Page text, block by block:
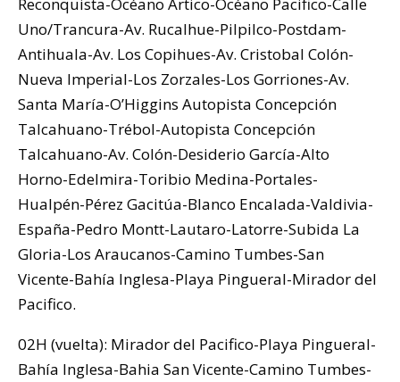
Uno/Trancura-Av. Rucalhue-Pilpilco-Postdam-
Antihuala-Av. Los Copihues-Av. Cristobal Colón-
Nueva Imperial-Los Zorzales-Los Gorriones-Av.
Santa María-O’Higgins Autopista Concepción
Talcahuano-Trébol-Autopista Concepción
Talcahuano-Av. Colón-Desiderio García-Alto
Horno-Edelmira-Toribio Medina-Portales-
Hualpén-Pérez Gacitúa-Blanco Encalada-Valdivia-
España-Pedro Montt-Lautaro-Latorre-Subida La
Gloria-Los Araucanos-Camino Tumbes-San
Vicente-Bahía Inglesa-Playa Pingueral-Mirador del
Pacifico.
02H (vuelta): Mirador del Pacifico-Playa Pingueral-
Bahía Inglesa-Bahia San Vicente-Camino Tumbes-